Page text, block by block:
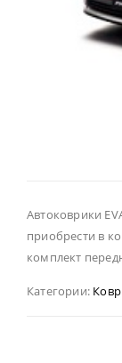
Автоковрики
приобрести в
комплект
Категории: